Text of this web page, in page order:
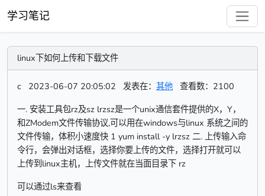
学习笔记
linux下如何上传和下载文件
c 2023-06-07 20:05:02 发表在： 其他 查看数：2100
一. 安装工具包rz及sz lrzsz是一个unix通信套件提供的X，Y，
和ZModem文件传输协议,可以用在windows与linux 系统之间的
文件传输，体积小速度快 1 yum install -y lrzsz 二. 上传输入命
令行，会弹出对话框，选择你要上传的文件，选择打开就可以
上传到linux主机，上传文件就在当面目录下 rz
可以通过ls来查看